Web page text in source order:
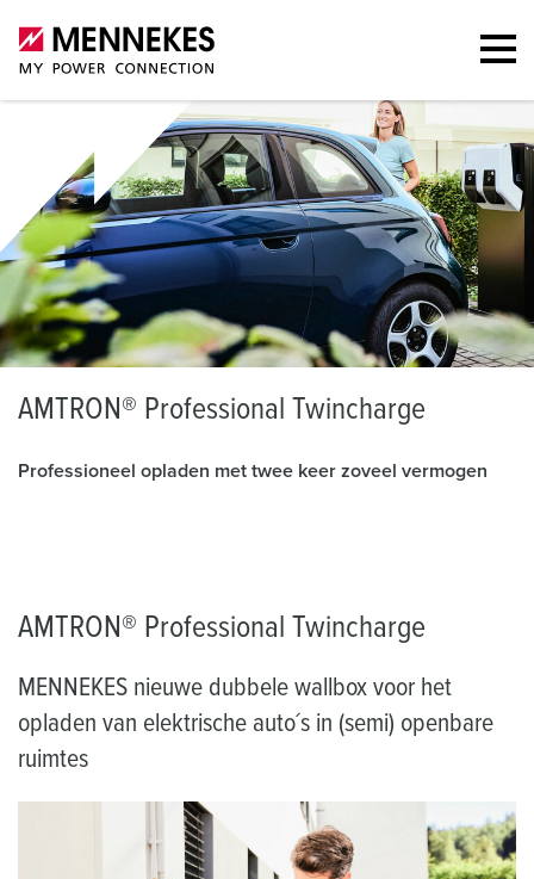
AMTRON® Professional Twincharge
Professioneel opladen met twee keer zoveel vermogen
AMTRON® Professional Twincharge
MENNEKES nieuwe dubbele wallbox voor het
opladen van elektrische auto´s in (semi) openbare
ruimtes